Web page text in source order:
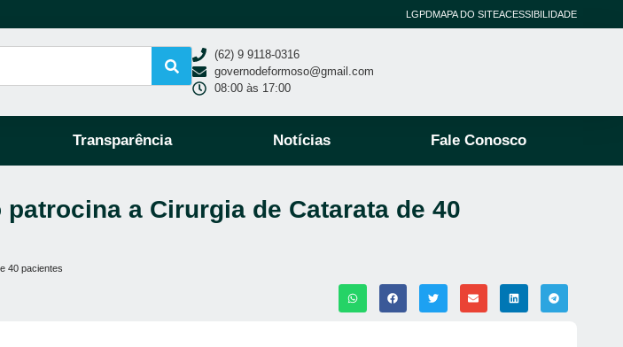
LGPDMAPA DO SITEACESSIBILIDADE
(62) 9 9118-0316
governodeformoso@gmail.com
08:00 às 17:00
Transparência Notícias Fale Conosco
a Cirurgia de Catarata de 40
40 pacientes